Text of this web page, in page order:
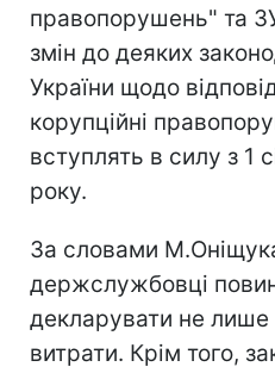
правопорушень" та
змін до деяких
України щодо
корупційні
вступлять в силу з 1
року.
За словами
держслужбовці
декларувати не лише
витрати. Крім того,